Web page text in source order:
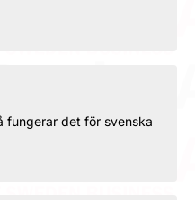
fungerar det för svenska